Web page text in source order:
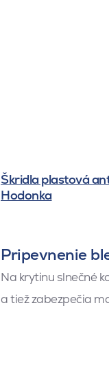
Škridla plastová
Hodonka
Pripevnenie
Na krytinu slnečné
a tiež zabezpečia